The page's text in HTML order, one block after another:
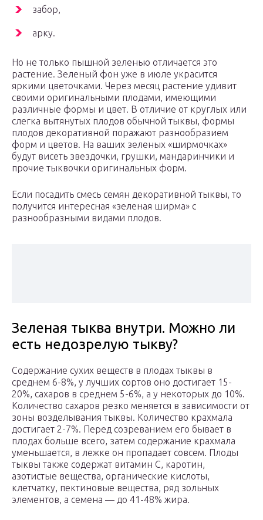
забор,
арку.
Но не только пышной зеленью отличается это
растение. Зеленый фон уже в июле украсится
яркими цветочками. Через месяц растение удивит
своими оригинальными плодами, имеющими
различные формы и цвет. В отличие от круглых или
слегка вытянутых плодов обычной тыквы, формы
плодов декоративной поражают разнообразием
форм и цветов. На ваших зеленых «ширмочках»
будут висеть звездочки, грушки, мандаринчики и
прочие тыквочки оригинальных форм.
Если посадить смесь семян декоративной тыквы, то
получится интересная «зеленая ширма» с
разнообразными видами плодов.
Зеленая тыква внутри. Можно ли
есть недозрелую тыкву?
Содержание сухих веществ в плодах тыквы в
среднем 6-8%, у лучших сортов оно достигает 15-
20%, сахаров в среднем 5-6%, а у некоторых до 10%.
Количество сахаров резко меняется в зависимости от
зоны возделывания тыквы. Количество крахмала
достигает 2-7%. Перед созреванием его бывает в
плодах больше всего, затем содержание крахмала
уменьшается, в лежке он пропадает совсем. Плоды
тыквы также содержат витамин С, каротин,
азотистые вещества, органические кислоты,
клетчатку, пектиновые вещества, ряд зольных
элементов, а семена — до 41-48% жира.